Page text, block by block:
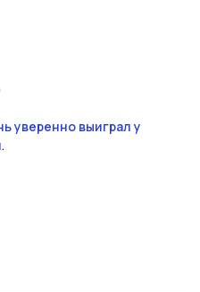
уверенно выиграл у
.